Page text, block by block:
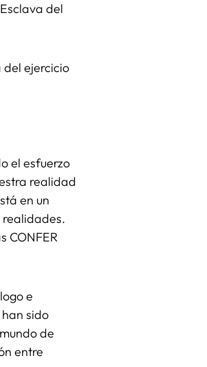
del
del ejercicio
el esfuerzo
realidad
en un
realidades.
CONFER
e
sido
de
entre